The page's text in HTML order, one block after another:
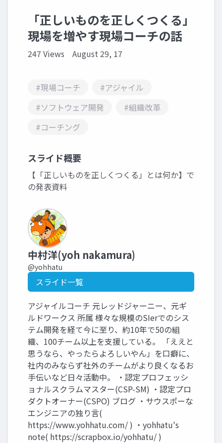
「正しいものを正しくつくる」
現場を増やす現場コーチの話
247 Views August 29, 17
#現場コーチ
#アジャイル
#ソフトウェア開発
#組織改革
#コーチング
スライド概要
【「正しいものを正しくつくる」とは何か】で
の発表資料
中村洋(yoh nakamura)
@yohhatu
スライド一覧
アジャイルコーチ 元レッドジャーニー、元ギ
ルドワークス 所属 様々な規模のSIerでのシス
テム開発を経て今に至り、約10年で50の組
織、100チーム以上を支援している。 「ええと
思うなら、やったらよろしいやん」を口癖に、
社内のみならず社外のチームがより良くなるお
手伝いなど日々活動中。 ・認定プロフェッシ
ョナルスクラムマスター(CSP-SM) ・認定プロ
ダクトオーナー(CSPO) ブログ ・サウスポーな
エンジニアの独り言(
https://www.yohhatu.com/ ) ・yohhatu's
note( https://scrapbox.io/yohhatu/ )